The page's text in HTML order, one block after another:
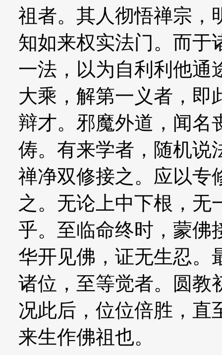
祖者。其人彻悟禅宗，
知如来权实法门。而于
一法，以为自利利他通
大乘，解第一义者，即
辩才。邪魔外道，闻名
俦。有来学者，随机说
禅净双修接之。应以专
之。无论上中下根，无
乎。至临命终时，蒙佛
华开见佛，证无生忍。
诸位，至等觉者。圆教
况此后，位位倍胜，直
来生作佛祖也。